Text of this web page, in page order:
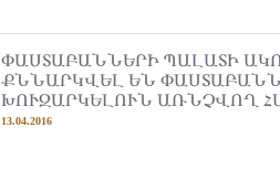
ՓԱՍՏԱԲԱՆՆԵՐԻ ՊԱԼԱՏԻ
ՔՆՆԱՐԿՎԵԼ ԵՆ
ԽՈՒԶԱՐԿԵԼՈՒՆ ԱՌՆՉՎՈՂ
13.04.2016